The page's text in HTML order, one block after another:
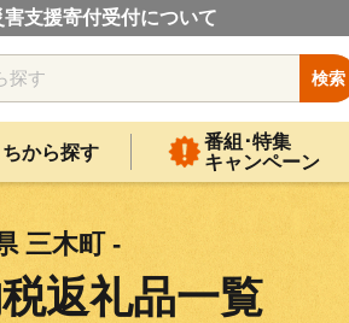
支援寄付受付について
検索
ちから探す
番組･特集
キャンペーン
三木町 -
返礼品一覧